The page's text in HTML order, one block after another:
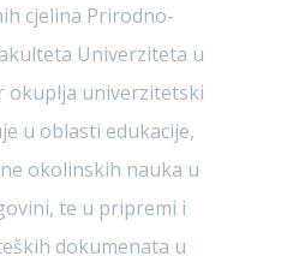
cjelina Prirodno-
Univerziteta u
okuplja univerzitetski
u oblasti edukacije,
okolinskih nauka u
te u pripremi i
dokumenata u